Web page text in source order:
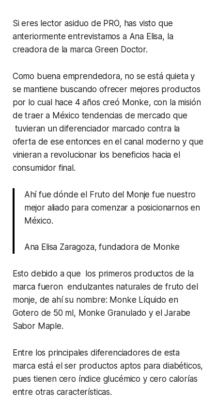
Si eres lector asiduo de PRO, has visto que
anteriormente entrevistamos a Ana Elisa, la
creadora de la marca Green Doctor.
Como buena emprendedora, no se está quieta y
se mantiene buscando ofrecer mejores productos
por lo cual hace 4 años creó Monke, con la misión
de traer a México tendencias de mercado que
tuvieran un diferenciador marcado contra la
oferta de ese entonces en el canal moderno y que
vinieran a revolucionar los beneficios hacia el
consumidor final.
Ahí fue dónde el Fruto del Monje fue nuestro
mejor aliado para comenzar a posicionarnos en
México.
Ana Elisa Zaragoza, fundadora de Monke
Esto debido a que los primeros productos de la
marca fueron endulzantes naturales de fruto del
monje, de ahí su nombre: Monke Líquido en
Gotero de 50 ml, Monke Granulado y el Jarabe
Sabor Maple.
Entre los principales diferenciadores de esta
marca está el ser productos aptos para diabéticos,
pues tienen cero índice glucémico y cero calorías
entre otras características.